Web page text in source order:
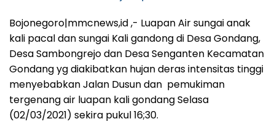
Bojonegoro|mmcnews,id ,- Luapan Air sungai anak
kali pacal dan sungai Kali gandong di Desa Gondang,
Desa Sambongrejo dan Desa Senganten Kecamatan
Gondang yg diakibatkan hujan deras intensitas tinggi
menyebabkan Jalan Dusun dan pemukiman
tergenang air luapan kali gondang Selasa
(02/03/2021) sekira pukul 16;30.